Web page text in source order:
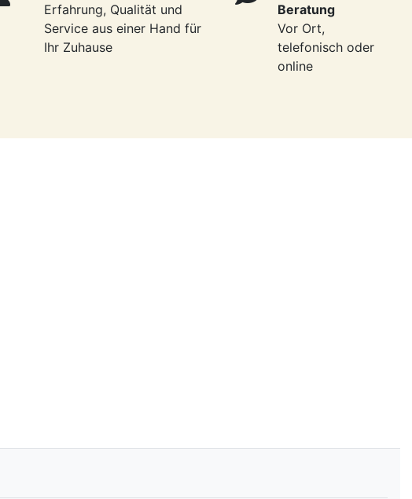
Erfahrung, Qualität und
Service aus einer Hand für
Ihr Zuhause
Beratung
Vor Ort,
telefonisch oder
online